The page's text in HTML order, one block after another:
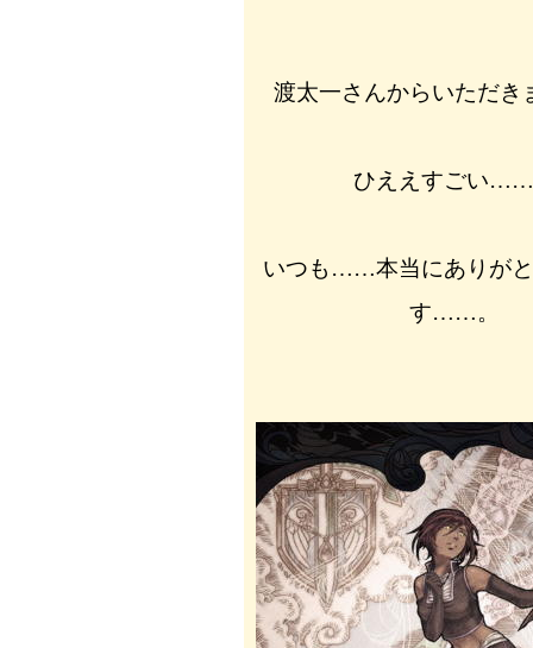
渡太一さんからいただき
ひええすごい
いつも……本当にありが
す……。